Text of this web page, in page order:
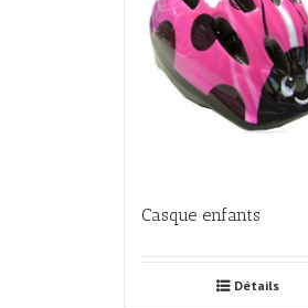
Casque enfants
Détails